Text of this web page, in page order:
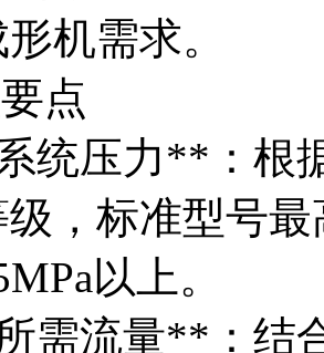
机需求。
点
统压力**：根
，标准型号
以上。
需流量**：结